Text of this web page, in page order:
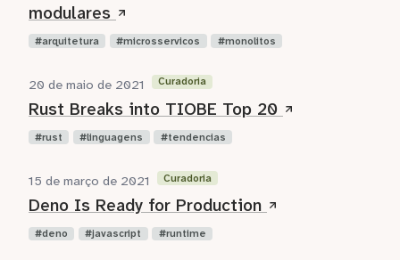
modulares
arquitetura microsservicos monolitos
20 de maio de 2021 Curadoria
Rust Breaks into TIOBE Top 20
rust linguagens tendencias
15 de março de 2021 Curadoria
Deno Is Ready for Production
deno javascript runtime